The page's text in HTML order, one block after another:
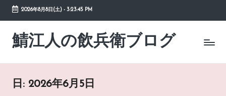
Skip
content
2026年8月8日(土)- 3:23:45 PM
鯖江人の飲兵衛ブログ
日々
の
草
日: 2026年6月5日